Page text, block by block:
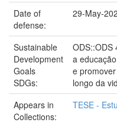
Date of
defense:
29-May-
Sustainable
Development
Goals
SDGs:
ODS::ODS
a
e
longo da
Appears in
Collections:
TESE -